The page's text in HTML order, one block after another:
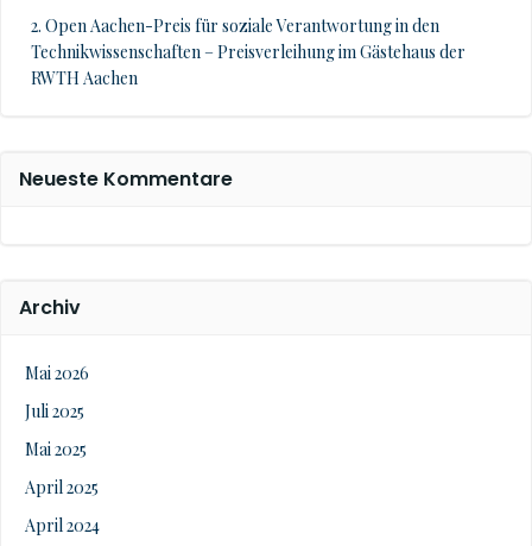
2. Open Aachen-Preis für soziale Verantwortung in den
Technikwissenschaften – Preisverleihung im Gästehaus der
RWTH Aachen
Neueste Kommentare
Archiv
Mai 2026
Juli 2025
Mai 2025
April 2025
April 2024